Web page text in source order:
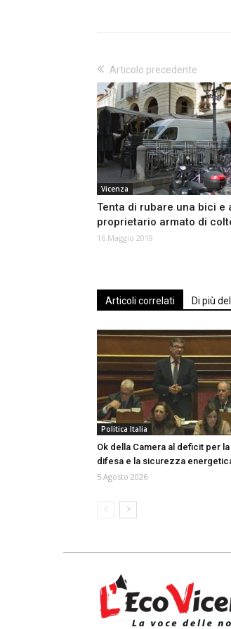
Articolo precedente
Vicenza
Tenta di rubare una bici e
proprietario armato di
16 Maggio 2019
Articoli correlati Di più
Politica Italia
Ok della Camera al deficit per la
difesa e la sicurezza
5 Agosto 2026